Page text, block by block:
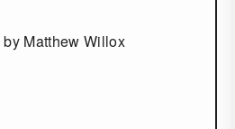
by Matthew Willox